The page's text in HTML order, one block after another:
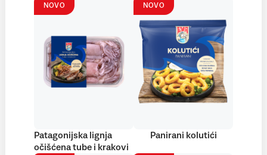
NOVO
Patagonijska lignja
očišćena tube i krakovi
NOVO
Panirani kolutići